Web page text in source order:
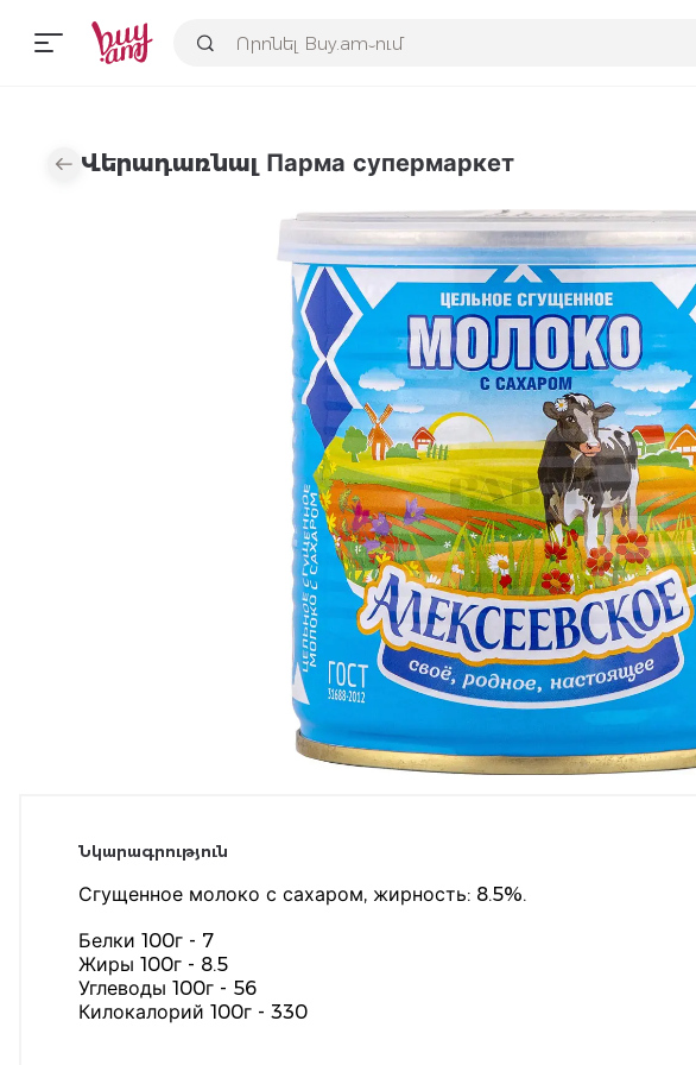
Վերադառնալ Парма супермаркет
Նկարագրություն
Сгущенное молоко с сахаром, жирность: 8.5%.
Белки 100г - 7
Жиры 100г - 8.5
Углеводы 100г - 56
Килокалорий 100г - 330